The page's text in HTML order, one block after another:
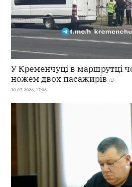
У Кременчуці в маршрутці
ножем двох пасажирів (1)
30-07-2026, 17:06